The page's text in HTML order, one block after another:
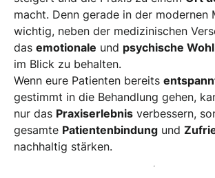
macht. Denn gerade in der modernen
wichtig, neben der medizinischen
das emotionale und psychische Wohl
im Blick zu behalten.
Wenn eure Patienten bereits
gestimmt in die Behandlung gehen,
nur das Praxiserlebnis verbessern,
gesamte Patientenbindung und
nachhaltig stärken.